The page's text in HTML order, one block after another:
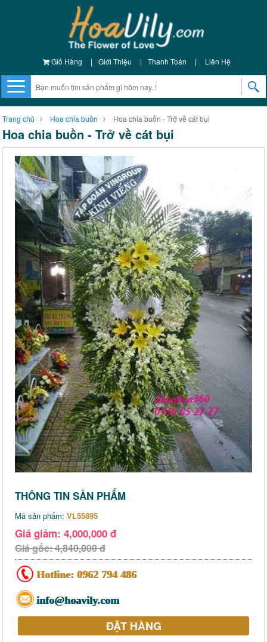
Giỏ Hàng | Giới Thiệu | Thanh Toán | Liên Hệ
Trang chủ Hoa chia buồn Hoa chia buồn - Trở về cát bụi
Hoa chia buồn - Trở về cát bụi
THÔNG TIN SẢN PHẨM
Mã sản phẩm: VL55895
Giá giảm: 4,000,000 đ
Giá gốc: 4,840,000 đ
Hotline: 0962 794 486
info@hoavily.com
ĐẶT HÀNG